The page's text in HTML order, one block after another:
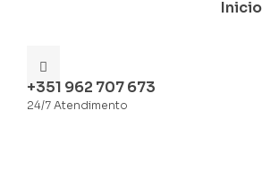
Inicio
+351 962 707 673
24/7 Atendimento